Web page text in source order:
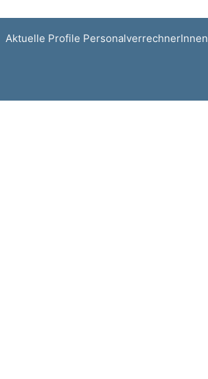
Aktuelle Profile PersonalverrechnerInnen